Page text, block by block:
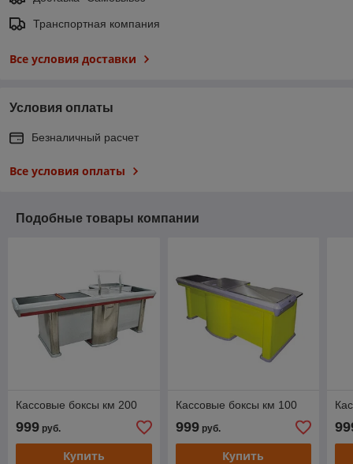
Транспортная компания
Все условия доставки
Условия оплаты
Безналичный расчет
Все условия оплаты
Подобные товары компании
Кассовые боксы км 200
999 руб.
Купить
Кассовые боксы км 100
999руб.
Купить